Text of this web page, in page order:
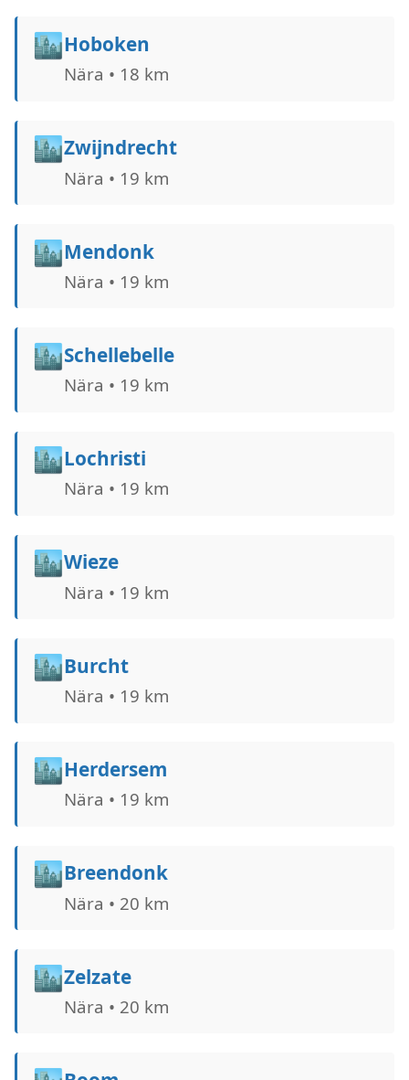
🏙️Hoboken
Nära • 18 km
🏙️Zwijndrecht
Nära • 19 km
🏙️Mendonk
Nära • 19 km
🏙️Schellebelle
Nära • 19 km
🏙️Lochristi
Nära • 19 km
🏙️Wieze
Nära • 19 km
🏙️Burcht
Nära • 19 km
🏙️Herdersem
Nära • 19 km
🏙️Breendonk
Nära • 20 km
🏙️Zelzate
Nära • 20 km